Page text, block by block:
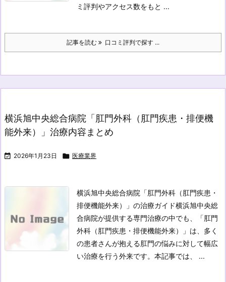
ミ評判やアクセス数をもと ...
記事を読む 口コミ評判で探す ...
横浜旭中央総合病院「肛門外科（肛門疾患・排便機
能外来）」治療内容まとめ
 2026年1月23日  医療業界
横浜旭中央総合病院「肛門外科（肛門疾患・
排便機能外来）」の治療ガイド横浜旭中央総
合病院が提供する専門治療の中でも、「肛門
外科（肛門疾患・排便機能外来）」は、多く
の患者さんが抱える肛門の悩みに対して幅広
い治療を行う外来です。本記事では、 ...